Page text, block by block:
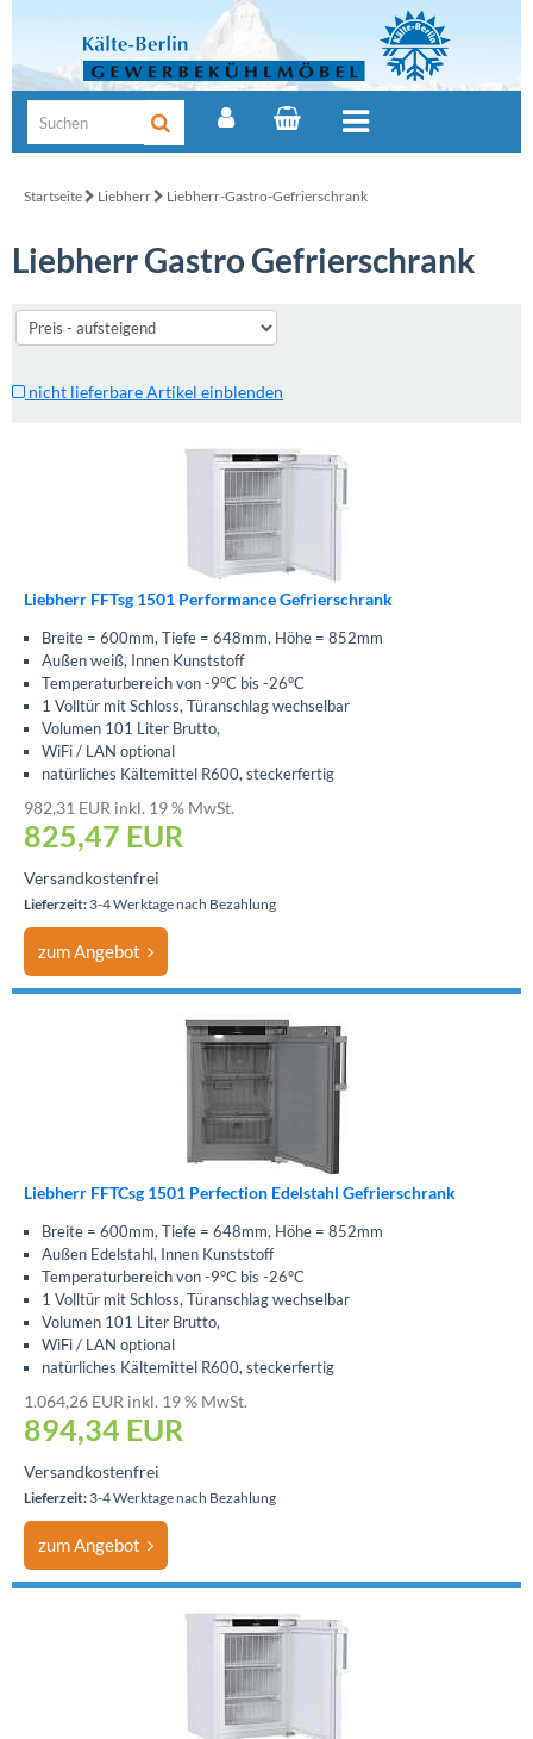
Startseite Liebherr Liebherr-Gastro-Gefrierschrank
Liebherr Gastro Gefrierschrank
nicht lieferbare Artikel einblenden
Liebherr FFTsg 1501 Performance Gefrierschrank
Breite = 600mm, Tiefe = 648mm, Höhe = 852mm
Außen weiß, Innen Kunststoff
Temperaturbereich von -9°C bis -26°C
1 Volltür mit Schloss, Türanschlag wechselbar
Volumen 101 Liter Brutto,
WiFi / LAN optional
natürliches Kältemittel R600, steckerfertig
982,31 EUR inkl. 19 % MwSt.
825,47 EUR
Versandkostenfrei
Lieferzeit: 3-4 Werktage nach Bezahlung
zum Angebot
Liebherr FFTCsg 1501 Perfection Edelstahl Gefrierschrank
Breite = 600mm, Tiefe = 648mm, Höhe = 852mm
Außen Edelstahl, Innen Kunststoff
Temperaturbereich von -9°C bis -26°C
1 Volltür mit Schloss, Türanschlag wechselbar
Volumen 101 Liter Brutto,
WiFi / LAN optional
natürliches Kältemittel R600, steckerfertig
1.064,26 EUR inkl. 19 % MwSt.
894,34 EUR
Versandkostenfrei
Lieferzeit: 3-4 Werktage nach Bezahlung
zum Angebot